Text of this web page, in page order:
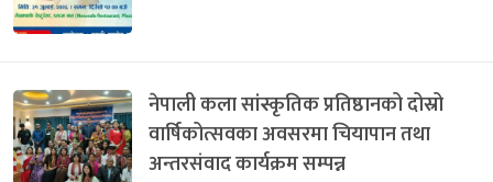
नेपाली कला सांस्कृतिक प्रतिष्ठानको दोस्रो
वार्षिकोत्सवका अवसरमा चियापान तथा
अन्तरसंवाद कार्यक्रम सम्पन्न